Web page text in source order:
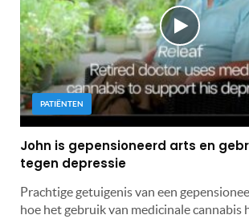
PATIËNTEN
John is gepensioneerd arts en
tegen depressie
Prachtige getuigenis van een
hoe het gebruik van medicinale cannabis